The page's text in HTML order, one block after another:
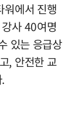
워에서 진행
사 40여명
있는 응급상
, 안전한 교